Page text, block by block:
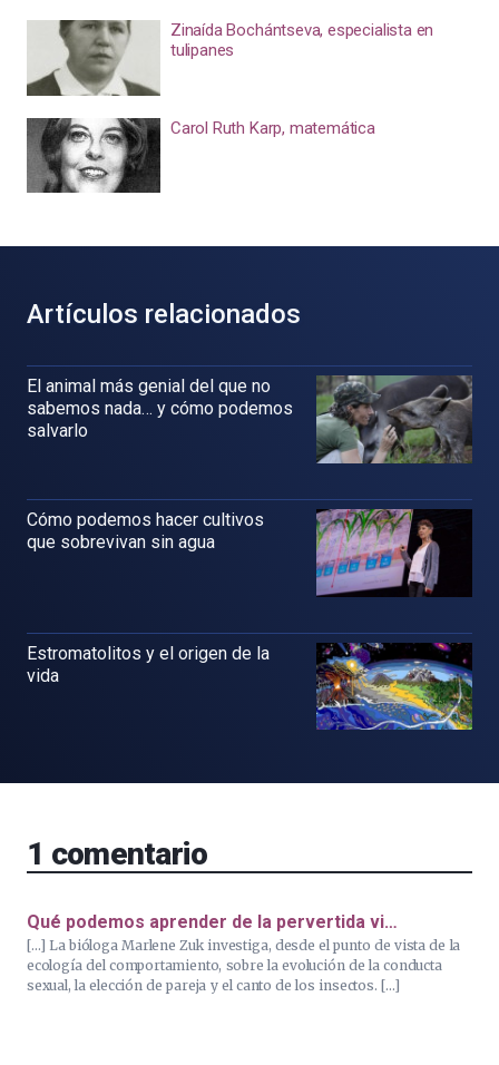
Zinaída Bochántseva, especialista en
tulipanes
Carol Ruth Karp, matemática
Artículos relacionados
El animal más genial del que no
sabemos nada… y cómo podemos
salvarlo
Cómo podemos hacer cultivos
que sobrevivan sin agua
Estromatolitos y el origen de la
vida
1 comentario
Qué podemos aprender de la pervertida vi…
[…] La bióloga Marlene Zuk investiga, desde el punto de vista de la
ecología del comportamiento, sobre la evolución de la conducta
sexual, la elección de pareja y el canto de los insectos. […]